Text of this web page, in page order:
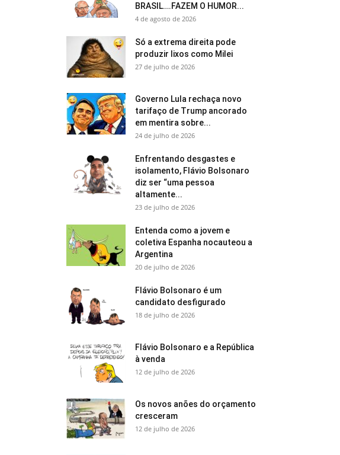
BRASIL….FAZEM O HUMOR...
4 de agosto de 2026
Só a extrema direita pode
produzir lixos como Milei
27 de julho de 2026
Governo Lula rechaça novo
tarifaço de Trump ancorado
em mentira sobre...
24 de julho de 2026
Enfrentando desgastes e
isolamento, Flávio Bolsonaro
diz ser “uma pessoa
altamente...
23 de julho de 2026
Entenda como a jovem e
coletiva Espanha nocauteou a
Argentina
20 de julho de 2026
Flávio Bolsonaro é um
candidato desfigurado
18 de julho de 2026
Flávio Bolsonaro e a República
à venda
12 de julho de 2026
Os novos anões do orçamento
cresceram
12 de julho de 2026